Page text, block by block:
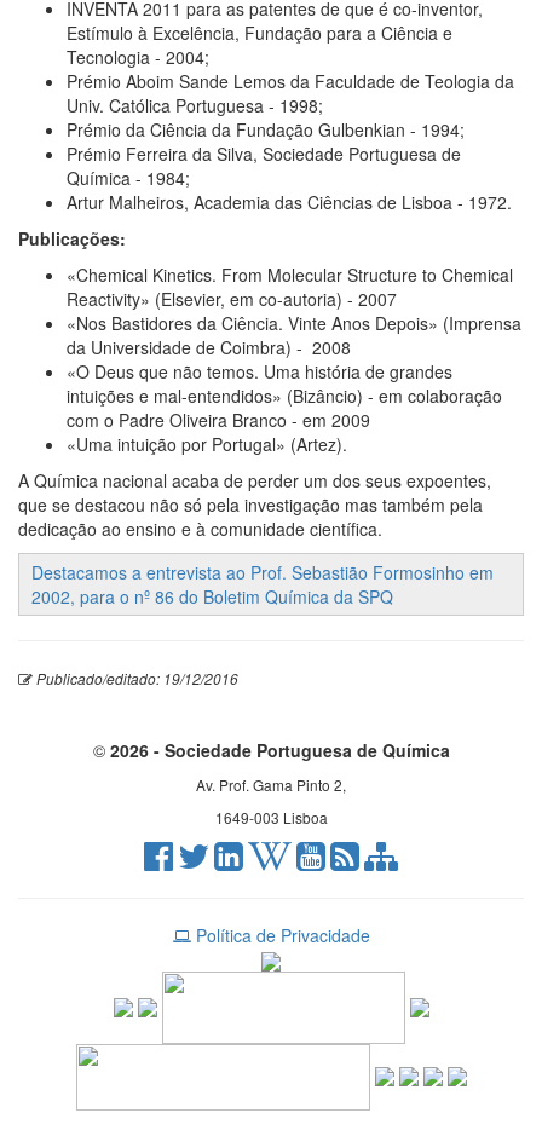
INVENTA 2011 para as patentes de que é co-inventor,
Estímulo à Excelência, Fundação para a Ciência e
Tecnologia - 2004;
Prémio Aboim Sande Lemos da Faculdade de Teologia da
Univ. Católica Portuguesa - 1998;
Prémio da Ciência da Fundação Gulbenkian - 1994;
Prémio Ferreira da Silva, Sociedade Portuguesa de
Química - 1984;
Artur Malheiros, Academia das Ciências de Lisboa - 1972.
Publicações:
«Chemical Kinetics. From Molecular Structure to Chemical
Reactivity» (Elsevier, em co-autoria) - 2007
«Nos Bastidores da Ciência. Vinte Anos Depois» (Imprensa
da Universidade de Coimbra) - 2008
«O Deus que não temos. Uma história de grandes
intuições e mal-entendidos» (Bizâncio) - em colaboração
com o Padre Oliveira Branco - em 2009
«Uma intuição por Portugal» (Artez).
A Química nacional acaba de perder um dos seus expoentes,
que se destacou não só pela investigação mas também pela
dedicação ao ensino e à comunidade científica.
Destacamos a entrevista ao Prof. Sebastião Formosinho em
2002, para o nº 86 do Boletim Química da SPQ
Publicado/editado: 19/12/2016
© 2026 - Sociedade Portuguesa de Química
Av. Prof. Gama Pinto 2,
1649-003 Lisboa
Política de Privacidade